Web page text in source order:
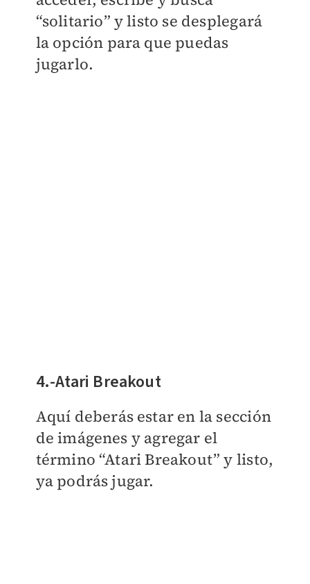
“solitario” y listo se desplegará
la opción para que puedas
jugarlo.
4.-Atari Breakout
Aquí deberás estar en la sección
de imágenes y agregar el
término “Atari Breakout” y listo,
ya podrás jugar.